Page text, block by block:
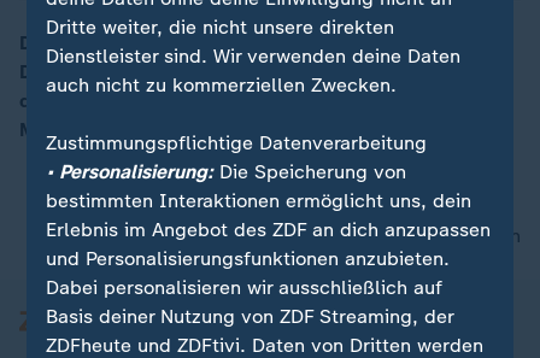
00:15
Die Sozialpartnerschaft hat eine lange Tradition in
Deutschland, doch die aktuelle Wirtschaftslage bringt
diese ins Wanken. All das ist Thema auf dem Tag der
Metall- und Elektroindustrie.
nach oben
Dritte weiter, die nicht unsere direkten
Dienstleister sind. Wir verwenden deine Daten
auch nicht zu kommerziellen Zwecken.
Zustimmungspflichtige Datenverarbeitung
• Personalisierung:Die Speicherung von
bestimmten Interaktionen ermöglicht uns, dein
Erlebnis im Angebot des ZDF an dich anzupassen
und Personalisierungsfunktionen anzubieten.
Dabei personalisieren wir ausschließlich auf
Basis deiner Nutzung von ZDF Streaming, der
ZDFheute und ZDFtivi. Daten von Dritten werden